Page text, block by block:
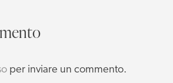
per inviare un commento.